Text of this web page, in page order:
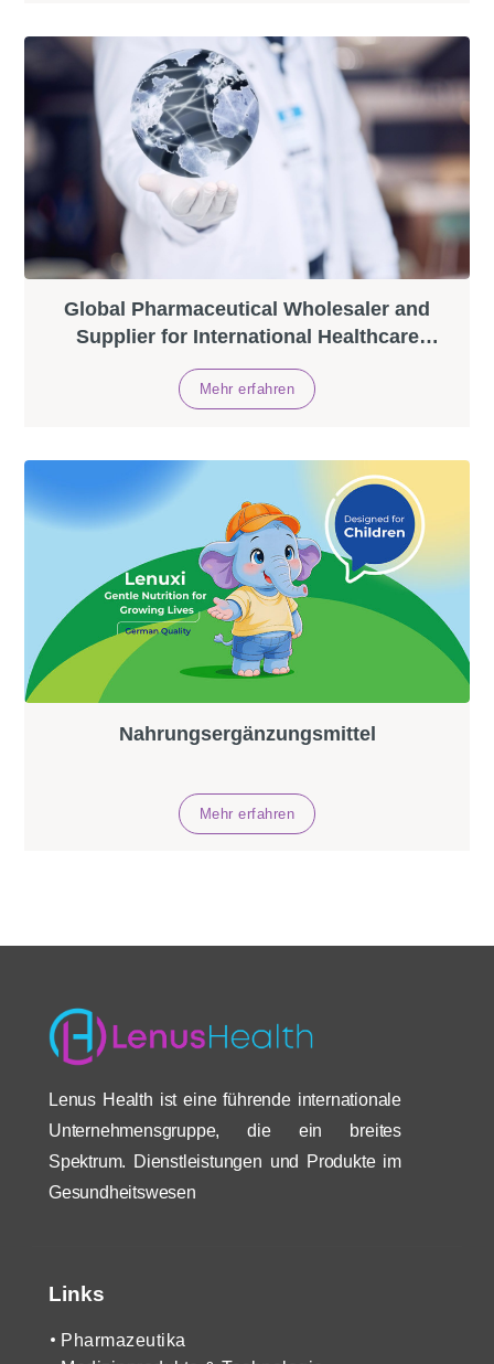
Global Pharmaceutical Wholesaler and
Supplier for International Healthcare
Markets
Nahrungsergänzungsmittel
Lenus Health ist eine führende internationale
Unternehmensgruppe, die ein breites
Spektrum. Dienstleistungen und Produkte im
Gesundheitswesen
Links
Pharmazeutika